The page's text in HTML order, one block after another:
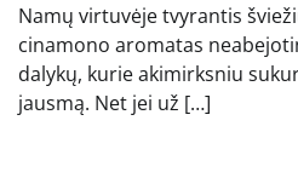
Namų virtuvėje tvyrantis
cinamono aromatas
dalykų, kurie akimirksniu
jausmą. Net jei už […]